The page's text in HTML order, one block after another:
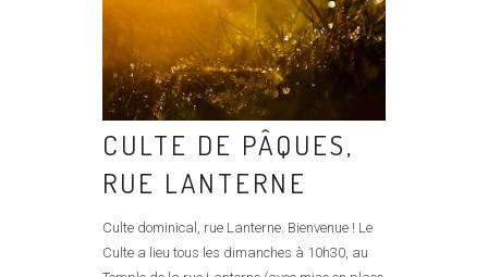
CULTE DE PÂQUES,
RUE LANTERNE
Culte dominical, rue Lanterne. Bienvenue ! Le
Culte a lieu tous les dimanches à 10h30, au